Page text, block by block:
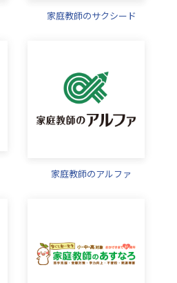
家庭教師のサクシード
家庭教師のアルファ